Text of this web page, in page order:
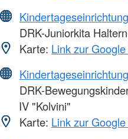
Kindertageseinrichtung
DRK-Juniorkita
Karte: Link zur
Kindertageseinrichtung
DRK-
IV "Kolvini"
Karte: Link zur